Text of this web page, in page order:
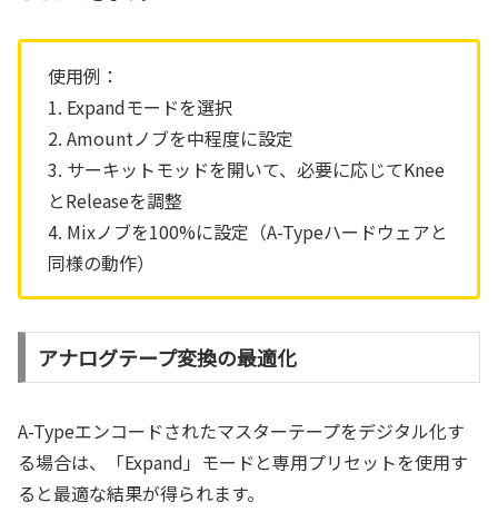
使用例：
1. Expandモードを選択
2. Amountノブを中程度に設定
3. サーキットモッドを開いて、必要に応じてKnee
とReleaseを調整
4. Mixノブを100%に設定（A-Typeハードウェアと
同様の動作）
アナログテープ変換の最適化
A-Typeエンコードされたマスターテープをデジタル化す
る場合は、「Expand」モードと専用プリセットを使用す
ると最適な結果が得られます。